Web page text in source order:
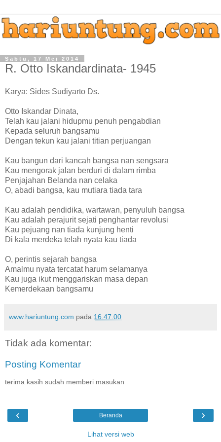
Sabtu, 17 Mei 2014
R. Otto Iskandardinata- 1945
Karya: Sides Sudiyarto Ds.
Otto Iskandar Dinata,
Telah kau jalani hidupmu penuh pengabdian
Kepada seluruh bangsamu
Dengan tekun kau jalani titian perjuangan
Kau bangun dari kancah bangsa nan sengsara
Kau mengorak jalan berduri di dalam rimba
Penjajahan Belanda nan celaka
O, abadi bangsa, kau mutiara tiada tara
Kau adalah pendidika, wartawan, penyuluh bangsa
Kau adalah perajurit sejati penghantar revolusi
Kau pejuang nan tiada kunjung henti
Di kala merdeka telah nyata kau tiada
O, perintis sejarah bangsa
Amalmu nyata tercatat harum selamanya
Kau juga ikut menggariskan masa depan
Kemerdekaan bangsamu
www.hariuntung.com pada 16.47.00
Tidak ada komentar:
Posting Komentar
terima kasih sudah memberi masukan
‹ ›
Beranda
Lihat versi web